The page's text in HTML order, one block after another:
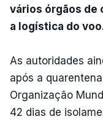
vários órgãos de
a logística do
As autoridades
após a
Organização
42 dias de